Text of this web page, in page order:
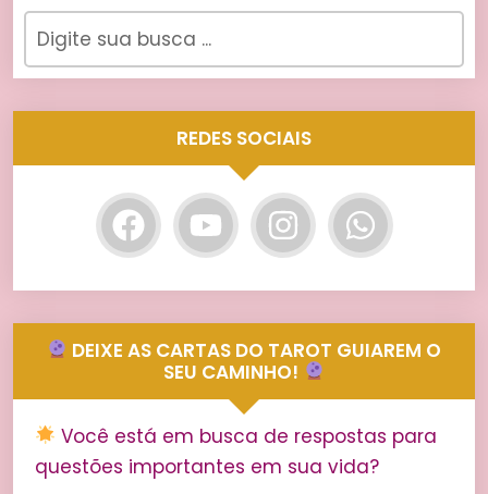
REDES SOCIAIS
DEIXE AS CARTAS DO TAROT GUIAREM O
SEU CAMINHO!
Você está em busca de respostas para
questões importantes em sua vida?